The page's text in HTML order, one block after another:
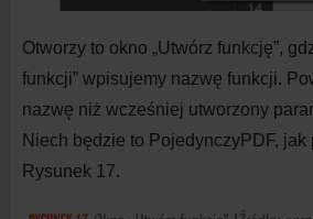
Otworzy to okno „Utwórz funkcję”,
funkcji” wpisujemy nazwę funkcji.
nazwę niż wcześniej utworzony
Niech będzie to PojedynczyPDF, jak
Rysunek 17.